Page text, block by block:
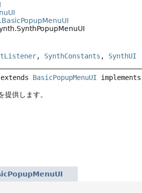
, SynthConstants , SynthUI
extends BasicPopupMenuUI implements
供します。